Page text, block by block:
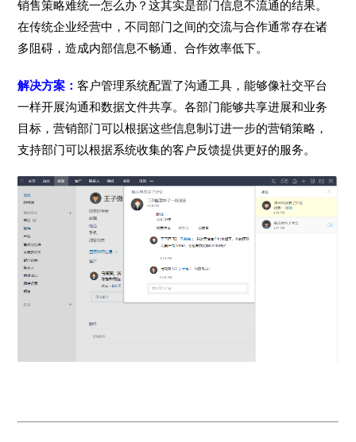
销售策略难统一怎么办？这其实是部门信息不流通的结果。
在传统企业经营中，不同部门之间的交流与合作通常存在诸
多阻碍，造成内部信息不畅通、合作效率低下。
解决方案：客户管理系统配置了沟通工具，能够像社交平台
一样开展沟通和数据文件共享。各部门能够共享进展和业务
目标，营销部门可以根据这些信息制订进一步的营销策略，
支持部门可以根据系统收集的客户反馈提供更好的服务。